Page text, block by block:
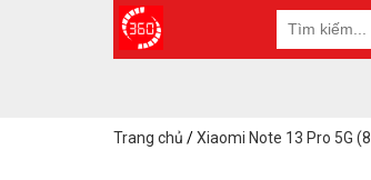
Trang chủ /Xiaomi Note 13 Pro 5G